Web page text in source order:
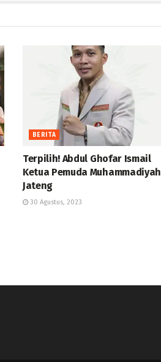
BERITA
Terpilih! Abdul Ghofar Ismail
Ketua Pemuda Muhammadiyah
Jateng
30 Agustus, 2023